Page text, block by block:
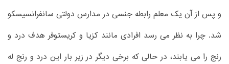
و پس از آن یک معلم رابطه جنسی در مدارس دولتی سانفرانسیسکو
شد. چرا به نظر می رسد افرادی مانند کزیا و کریستوفر هدف درد و
رنج را می یابند، در حالی که برخی دیگر در زیر بار این درد و رنج له